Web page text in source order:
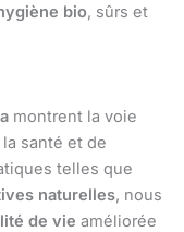
bio, sûrs et
montrent la voie
santé et de
telles que
naturelles, nous
de vie améliorée